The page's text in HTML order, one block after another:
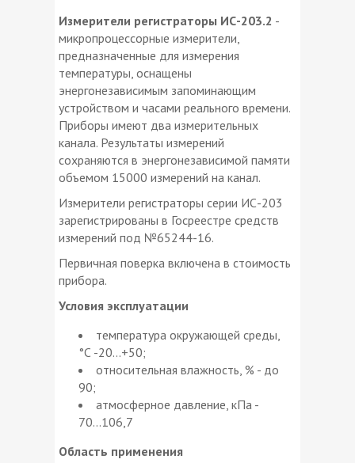
Измерители регистраторы ИС-203.2 -
микропроцессорные измерители,
предназначенные для измерения
температуры, оснащены
энергонезависимым запоминающим
устройством и часами реального времени.
Приборы имеют два измерительных
канала. Результаты измерений
сохраняются в энергонезависимой памяти
объемом 15000 измерений на канал.
Измерители регистраторы серии ИС-203
зарегистрированы в Госреестре средств
измерений под №65244-16.
Первичная поверка включена в стоимость
прибора.
Условия эксплуатации
температура окружающей среды,
°С -20...+50;
относительная влажность, % - до
90;
атмосферное давление, кПа -
70...106,7
Область применения